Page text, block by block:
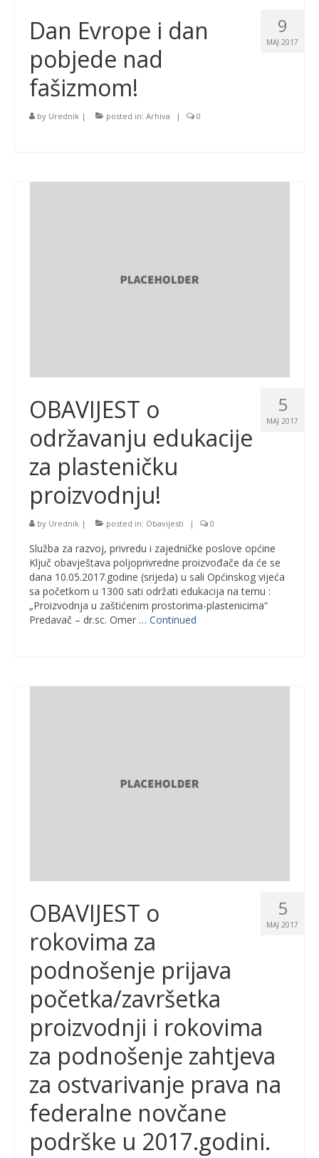
9
MAJ 2017
Dan Evrope i dan
pobjede nad
fašizmom!
by Urednik | posted in: Arhiva | 0
5
MAJ 2017
OBAVIJEST o
održavanju edukacije
za plasteničku
proizvodnju!
by Urednik | posted in: Obavijesti | 0
Služba za razvoj, privredu i zajedničke poslove općine
Ključ obavještava poljoprivredne proizvođače da će se
dana 10.05.2017.godine (srijeda) u sali Općinskog vijeća
sa početkom u 1300 sati održati edukacija na temu :
„Proizvodnja u zaštićenim prostorima-plastenicima“
Predavač – dr.sc. Omer … Continued
5
MAJ 2017
OBAVIJEST o
rokovima za
podnošenje prijava
početka/završetka
proizvodnji i rokovima
za podnošenje zahtjeva
za ostvarivanje prava na
federalne novčane
podrške u 2017.godini.